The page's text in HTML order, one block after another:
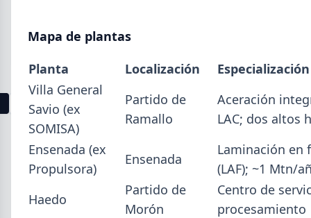
acumulado enero-junio retrocede 0,7%.
4 7 8 9 10 11 12 13
Buscar
Mapa de plantas
Planta
Localización
Especialización
Villa General
Savio (ex
SOMISA)
Partido de
Ramallo
Aceración
LAC; dos altos
Ensenada (ex
Propulsora)
Ensenada
Laminación en
(LAF); ~1 Mtn/
Haedo
Partido de
Morón
Centro de
procesamiento